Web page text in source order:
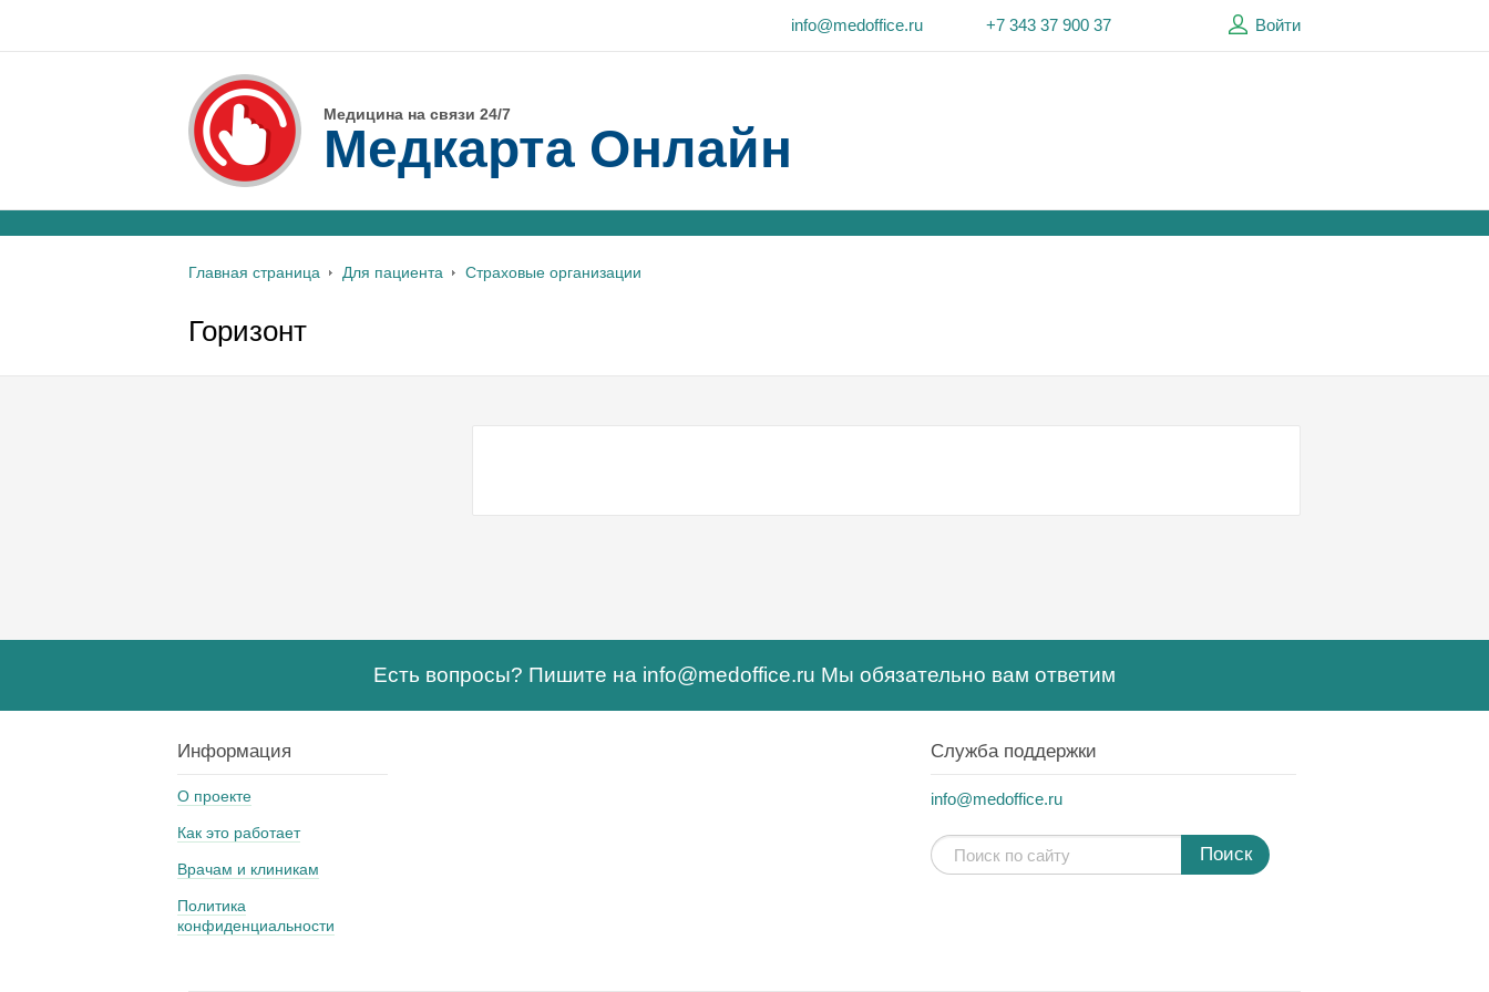
info@medoffice.ru +7 343 37 900 37 Войти
Медицина на связи 24/7
Медкарта Онлайн
Главная страница Для пациента Страховые организации
Горизонт
Есть вопросы? Пишите на info@medoffice.ru Мы обязательно вам ответим
Информация
О проекте
Как это работает
Врачам и клиникам
Политика
конфиденциальности
Служба поддержки
info@medoffice.ru
Поиск